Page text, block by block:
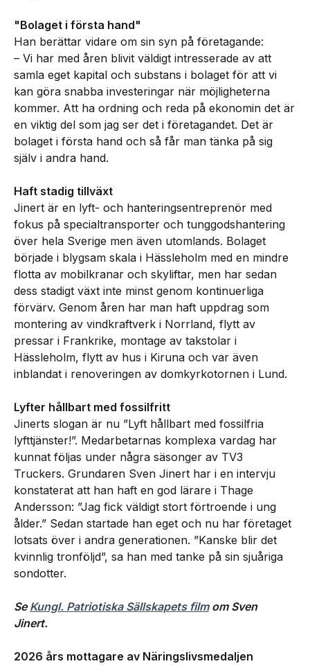
"Bolaget i första hand"
Han berättar vidare om sin syn på företagande:
– Vi har med åren blivit väldigt intresserade av att
samla eget kapital och substans i bolaget för att vi
kan göra snabba investeringar när möjligheterna
kommer. Att ha ordning och reda på ekonomin det är
en viktig del som jag ser det i företagandet. Det är
bolaget i första hand och så får man tänka på sig
själv i andra hand.
Haft stadig tillväxt
Jinert är en lyft- och hanteringsentreprenör med
fokus på specialtransporter och tunggodshantering
över hela Sverige men även utomlands. Bolaget
började i blygsam skala i Hässleholm med en mindre
flotta av mobilkranar och skyliftar, men har sedan
dess stadigt växt inte minst genom kontinuerliga
förvärv. Genom åren har man haft uppdrag som
montering av vindkraftverk i Norrland, flytt av
pressar i Frankrike, montage av takstolar i
Hässleholm, flytt av hus i Kiruna och var även
inblandat i renoveringen av domkyrkotornen i Lund.
Lyfter hållbart med fossilfritt
Jinerts slogan är nu ”Lyft hållbart med fossilfria
lyfttjänster!”. Medarbetarnas komplexa vardag har
kunnat följas under några säsonger av TV3
Truckers. Grundaren Sven Jinert har i en intervju
konstaterat att han haft en god lärare i Thage
Andersson: ”Jag fick väldigt stort förtroende i ung
ålder.” Sedan startade han eget och nu har företaget
lotsats över i andra generationen. ”Kanske blir det
kvinnlig tronföljd”, sa han med tanke på sin sjuåriga
sondotter.
Se Kungl. Patriotiska Sällskapets filmom Sven
Jinert.
2026 års mottagare av Näringslivsmedaljen